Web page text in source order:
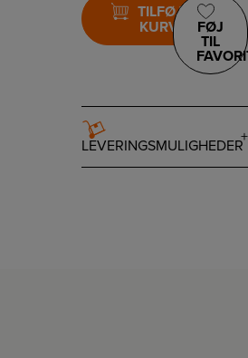
TILFØJ TIL
KURV
FØJ
TIL
LEVERINGSMULIGHEDER